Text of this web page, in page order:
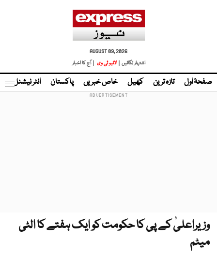
AUGUST 09, 2026
اشتہار لگائیں |
لائیو ٹی وی | آج کا اخبار
صفحۂ اول تازہ ترین کھیل خاص خبریں پاکستان انٹر نیشنل
وزیراعلیٰ کے پی کا حکومت کو ایک ہفتے کا الٹی
میٹم